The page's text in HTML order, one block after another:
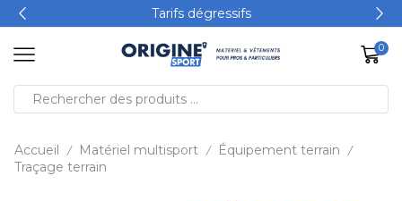
Tarifs dégressifs
0
Accueil / Matériel multisport / Équipement terrain /
Traçage terrain